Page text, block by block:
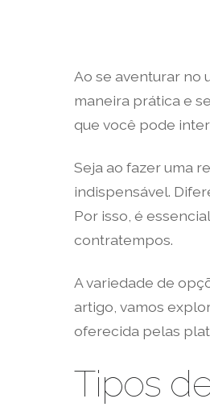
Ao se aventurar no
maneira prática e
que você pode
Seja ao fazer uma
indispensável.
Por isso, é
contratempos.
A variedade de
artigo, vamos
oferecida pelas
Tipos